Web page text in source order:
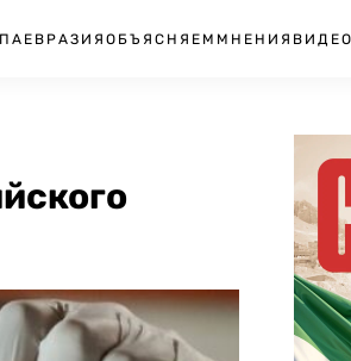
ЕВРАЗИЯ ОБЪЯСНЯЕМ МНЕНИЯ ВИДЕО